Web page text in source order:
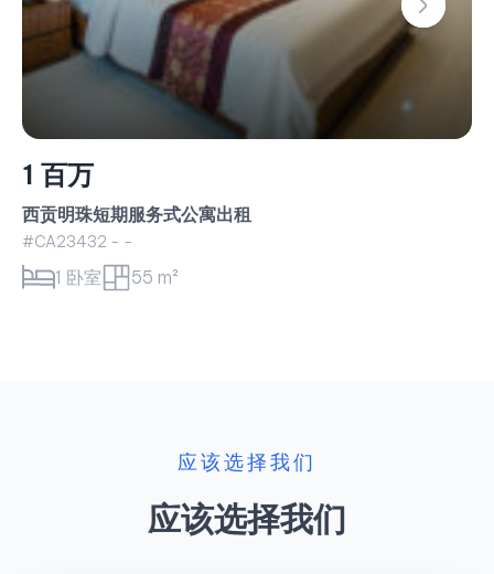
2.2 百万
The Metropole Thu Thiem 公寓的短期出租
应该选择我们
应该选择我们